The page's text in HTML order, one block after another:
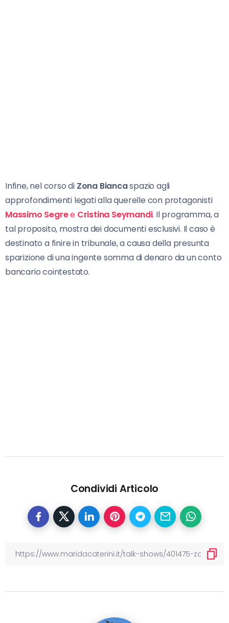
Infine, nel corso di Zona Biancaspazio agli
approfondimenti legati alla querelle con protagonisti
Massimo Segree Cristina Seymandi. Il programma, a
tal proposito, mostra dei documenti esclusivi. Il caso è
destinato a finire in tribunale, a causa della presunta
sparizione di una ingente somma di denaro da un conto
bancario cointestato.
Condividi Articolo